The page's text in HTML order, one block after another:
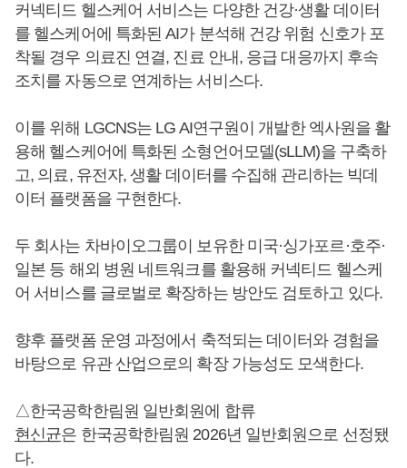
커넥티드 헬스케어 서비스는 다양한 건강·생활 데이터
를 헬스케어에 특화된 AI가 분석해 건강 위험 신호가 포
착될 경우 의료진 연결, 진료 안내, 응급 대응까지 후속
조치를 자동으로 연계하는 서비스다.
이를 위해 LGCNS는 LG AI연구원이 개발한 엑사원을 활
용해 헬스케어에 특화된 소형언어모델(sLLM)을 구축하
고, 의료, 유전자, 생활 데이터를 수집해 관리하는 빅데
이터 플랫폼을 구현한다.
두 회사는 차바이오그룹이 보유한 미국·싱가포르·호주·
일본 등 해외 병원 네트워크를 활용해 커넥티드 헬스케
어 서비스를 글로벌로 확장하는 방안도 검토하고 있다.
향후 플랫폼 운영 과정에서 축적되는 데이터와 경험을
바탕으로 유관 산업으로의 확장 가능성도 모색한다.
△한국공학한림원 일반회원에 합류
현신균은 한국공학한림원 2026년 일반회원으로 선정됐
다.